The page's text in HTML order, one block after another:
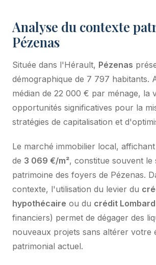
Analyse du contexte
Pézenas
Située dans l'Hérault, Pézenas
démographique de 7 797 habitants.
médian de 22 000 € par ménage, la
opportunités significatives pour la
stratégies de capitalisation et
Le marché immobilier local,
de 3 069 €/m², constitue souvent le
patrimoine des foyers de Pézenas.
contexte, l'utilisation du levier du
hypothécaire ou du crédit Lombard
financiers) permet de dégager des
nouveaux projets sans altérer votre
patrimonial actuel.